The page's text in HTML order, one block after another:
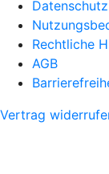
Datenschutz
Rechtliche
AGB
Vertrag